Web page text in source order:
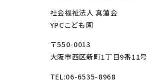
社会福祉法人 真蓮会
YPCこども園
〒550-0013
大阪市西区新町1丁目9番11号
TEL:06-6535-8968